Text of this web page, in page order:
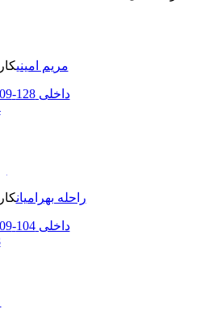
مریم امینی
داخلی128-129
راحله بهرامیان
داخلی104-105